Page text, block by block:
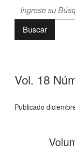
Buscar
Vol. 18
Publicado